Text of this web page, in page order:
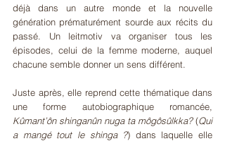
déjà dans un autre monde et la nouvelle
génération prématurément sourde aux récits du
passé. Un leitmotiv va organiser tous les
épisodes, celui de la femme moderne, auquel
chacune semble donner un sens différent.
Juste après, elle reprend cette thématique dans
Kûmant’ôn shinganûn nuga ta môgôsûlkka? (Qui
a mangé tout le shinga ?) dans laquelle elle